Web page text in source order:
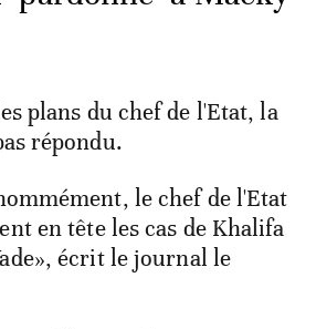
plans du chef de l'Etat, la
répondu.
le chef de l'Etat
en tête les cas de Khalifa
écrit le journal le